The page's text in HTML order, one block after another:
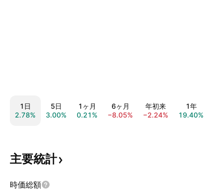
1日
2.78%
5日
3.00%
1ヶ月
0.21%
6ヶ月
−8.05%
年初来
−2.24%
1年
19.40%
主要統計
時価総額